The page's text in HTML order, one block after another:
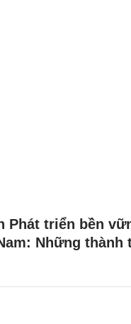
Phát triển bền
Những